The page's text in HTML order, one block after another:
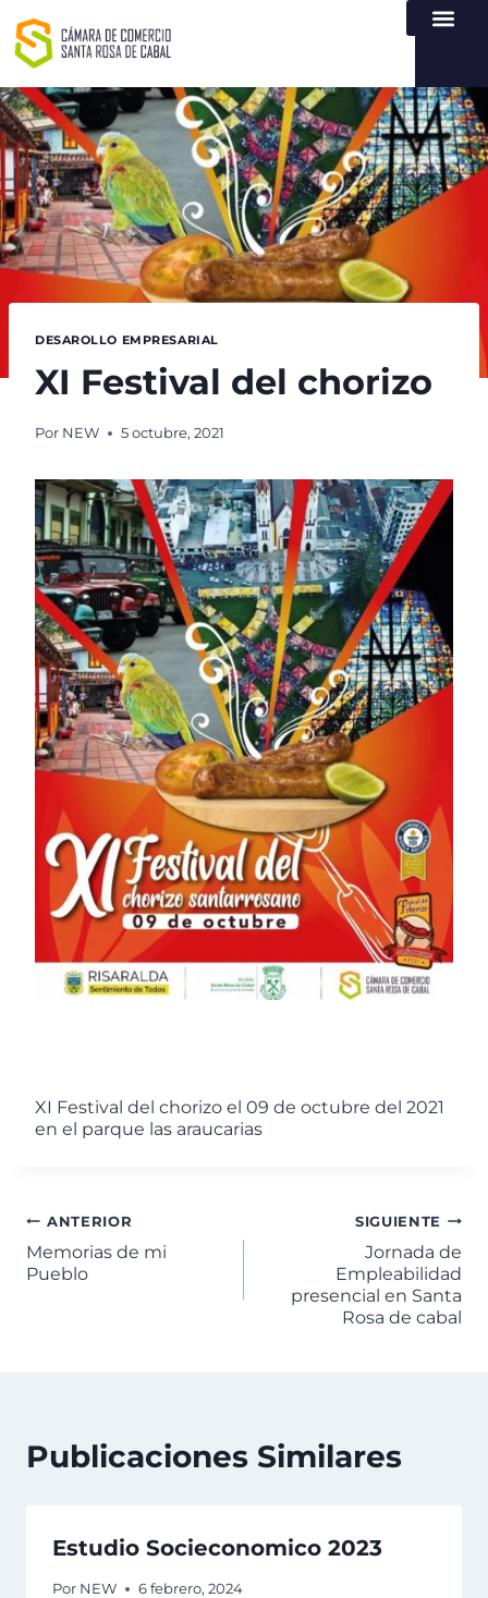
DESAROLLO EMPRESARIAL
XI Festival del chorizo
Por NEW 5 octubre, 2021
XI Festival del chorizo el 09 de octubre del 2021
en el parque las araucarias
ANTERIOR
Memorias de mi
Pueblo
SIGUIENTE
Jornada de
Empleabilidad
presencial en Santa
Rosa de cabal
Publicaciones Similares
Estudio Socieconomico 2023
Por NEW 6 febrero, 2024